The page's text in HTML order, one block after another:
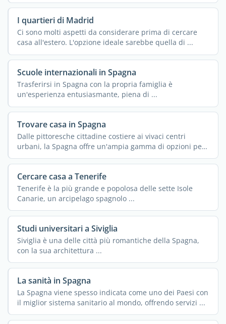
I quartieri di Madrid
Ci sono molti aspetti da considerare prima di cercare
casa all'estero. L'opzione ideale sarebbe quella di ...
Scuole internazionali in Spagna
Trasferirsi in Spagna con la propria famiglia è
un'esperienza entusiasmante, piena di ...
Trovare casa in Spagna
Dalle pittoresche cittadine costiere ai vivaci centri
urbani, la Spagna offre un'ampia gamma di opzioni per
...
Cercare casa a Tenerife
Tenerife è la più grande e popolosa delle sette Isole
Canarie, un arcipelago spagnolo ...
Studi universitari a Siviglia
Siviglia è una delle città più romantiche della Spagna,
con la sua architettura ...
La sanità in Spagna
La Spagna viene spesso indicata come uno dei Paesi con
il miglior sistema sanitario al mondo, offrendo servizi ...